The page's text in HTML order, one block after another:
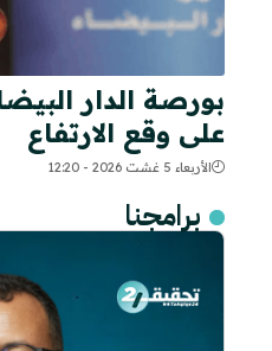
بورصة الدار
على وقع الارتفاع
الأربعاء 5 غشت 2026 - 12:20
برامجنا